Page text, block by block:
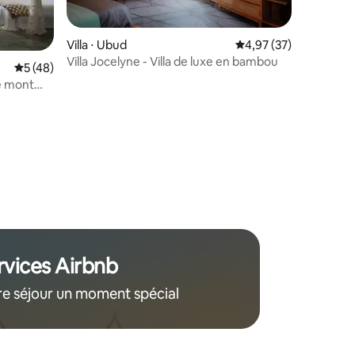
: 5 sur 5
Évaluation moyenne sur la base de 48 commentaires : 5 sur 5
5 (48)
mont
Villa ⋅ Ubud Évaluation moyenne
4,97 (37)
Villa Jocelyne - Villa de luxe en bambou
Airbnb
séjour un moment spécial